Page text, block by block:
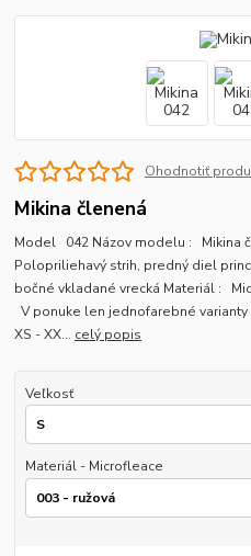
Ohodnotiť
Mikina členená
Model 042 Názov modelu : Mikina
Polopriliehavý strih, predný diel
bočné vkladané vrecká Materiál :
V ponuke len jednofarebné
XS - XX... celý popis
Veľkosť
Materiál - Microfleace